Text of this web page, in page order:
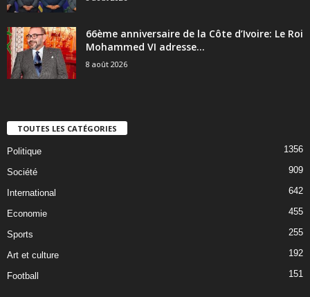
66ème anniversaire de la Côte d’Ivoire: Le Roi
Mohammed VI adresse...
8 août 2026
TOUTES LES CATÉGORIES
Politique 1356
Société 909
International 642
Economie 455
Sports 255
Art et culture 192
Football 151